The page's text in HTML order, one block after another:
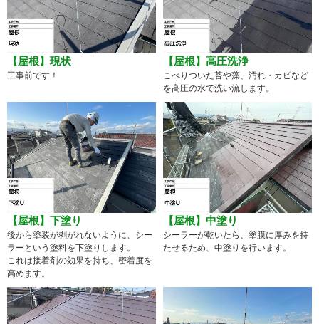
【屋根】現状
工事前です！
【屋根】高圧洗浄
こべりついた苔や藻、汚れ・カビなど
を高圧の水で洗い流します。
【屋根】下塗り
後から塗装が剥がれないように、シー
ラーという塗料を下塗りします。
これは接着剤の効果を持ち、密着度を
高めます。
【屋根】中塗り
シーラーが乾いたら、塗膜に厚みを持
たせるため、中塗りを行います。